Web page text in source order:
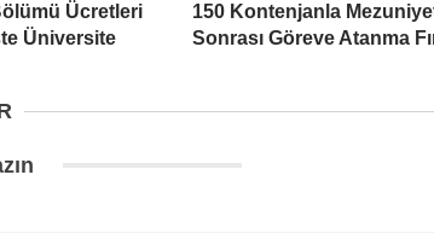
Ücretleri
Üniversite
150 Kontenjanla
Sonrası Göreve Atanma